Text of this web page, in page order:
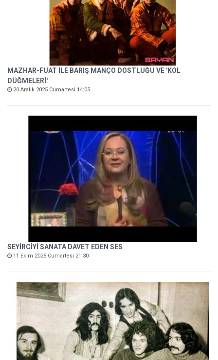
MAZHAR-FUAT İLE BARIŞ MANÇO DOSTLUĞU VE 'KOL
DÜĞMELERİ'
20 Aralık 2025 Cumartesi 14:05
SEYİRCİYİ SANATA DAVET EDEN SES
11 Ekim 2025 Cumartesi 21:30